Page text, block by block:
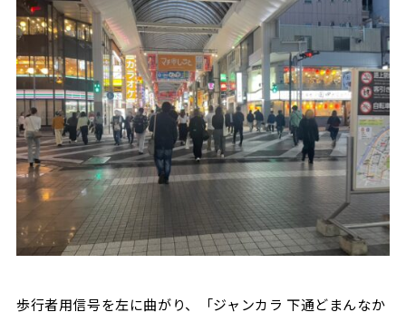
歩行者用信号を左に曲がり、「ジャンカラ 下通どまんなか